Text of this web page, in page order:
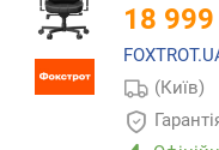
18 999
(Київ)